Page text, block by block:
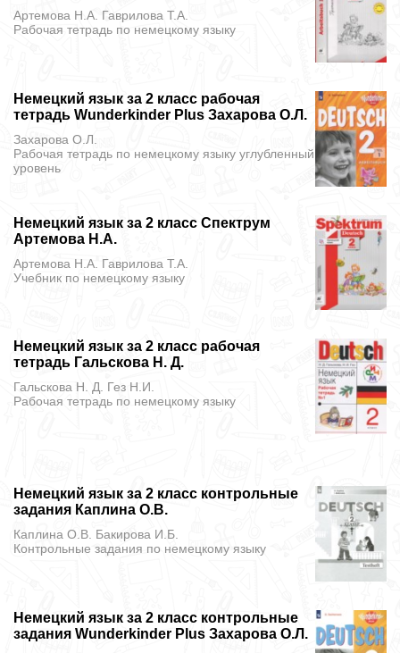
Артемова Н.А. Гаврилова Т.А.
Рабочая тетрадь по немецкому языку
Немецкий язык за 2 класс рабочая
тетрадь Wunderkinder Plus Захарова О.Л.
Захарова О.Л.
Рабочая тетрадь по немецкому языку углубленный
уровень
Немецкий язык за 2 класс Спектрум
Артемова Н.А.
Артемова Н.А. Гаврилова Т.А.
Учебник по немецкому языку
Немецкий язык за 2 класс рабочая
тетрадь Гальскова Н. Д.
Гальскова Н. Д. Гез Н.И.
Рабочая тетрадь по немецкому языку
Немецкий язык за 2 класс контрольные
задания Каплина О.В.
Каплина О.В. Бакирова И.Б.
Контрольные задания по немецкому языку
Немецкий язык за 2 класс контрольные
задания Wunderkinder Plus Захарова О.Л.